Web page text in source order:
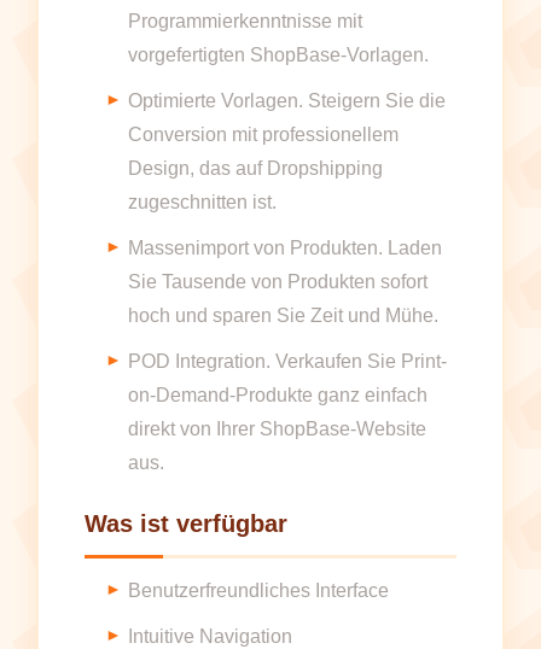
Programmierkenntnisse mit
vorgefertigten ShopBase-Vorlagen.
Optimierte Vorlagen. Steigern Sie die
Conversion mit professionellem
Design, das auf Dropshipping
zugeschnitten ist.
Massenimport von Produkten. Laden
Sie Tausende von Produkten sofort
hoch und sparen Sie Zeit und Mühe.
POD Integration. Verkaufen Sie Print-
on-Demand-Produkte ganz einfach
direkt von Ihrer ShopBase-Website
aus.
Was ist verfügbar
Benutzerfreundliches Interface
Intuitive Navigation